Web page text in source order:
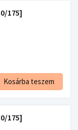
175]
Kosárba teszem
175]